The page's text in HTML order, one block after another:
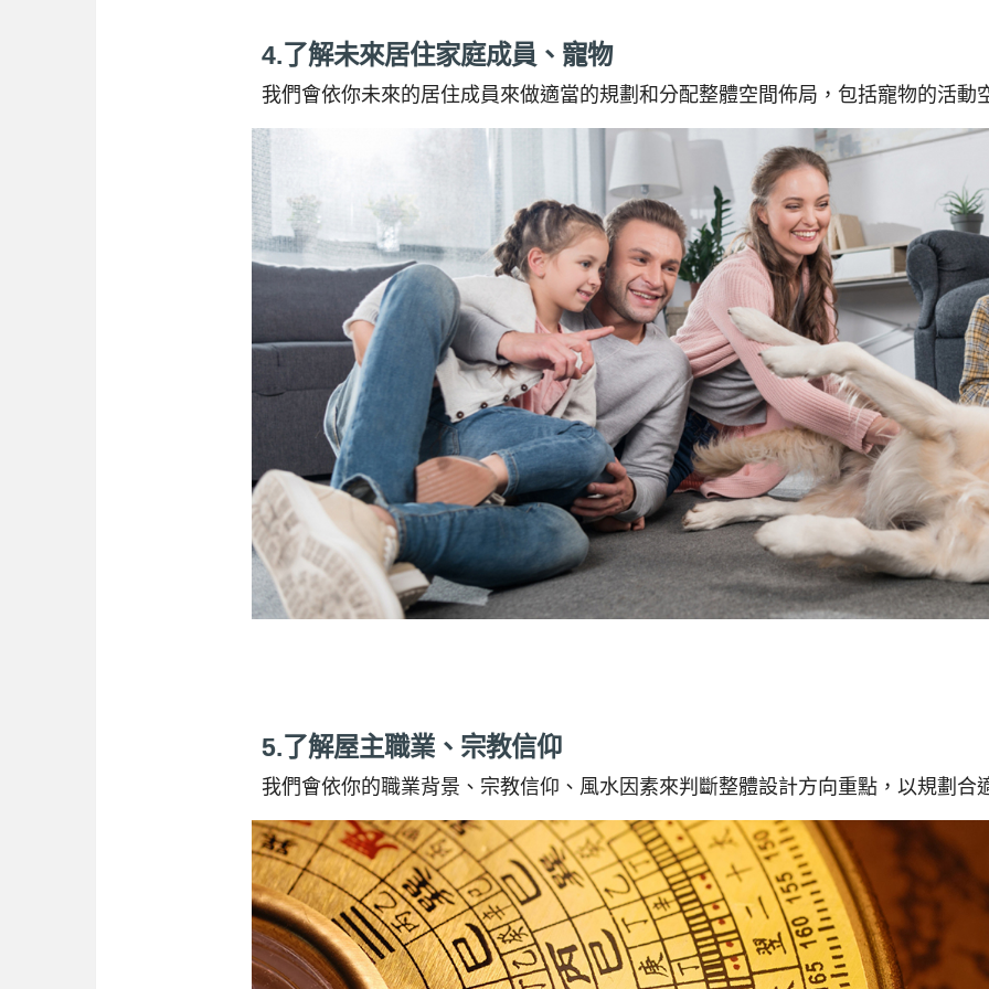
4.了解未來居住家庭成員、寵物
我們會依你未來的居住成員來做適當的規劃和分配整體空間佈局，包括寵物的活動
5.了解屋主職業、宗教信仰
我們會依你的職業背景、宗教信仰、風水因素來判斷整體設計方向重點，以規劃合